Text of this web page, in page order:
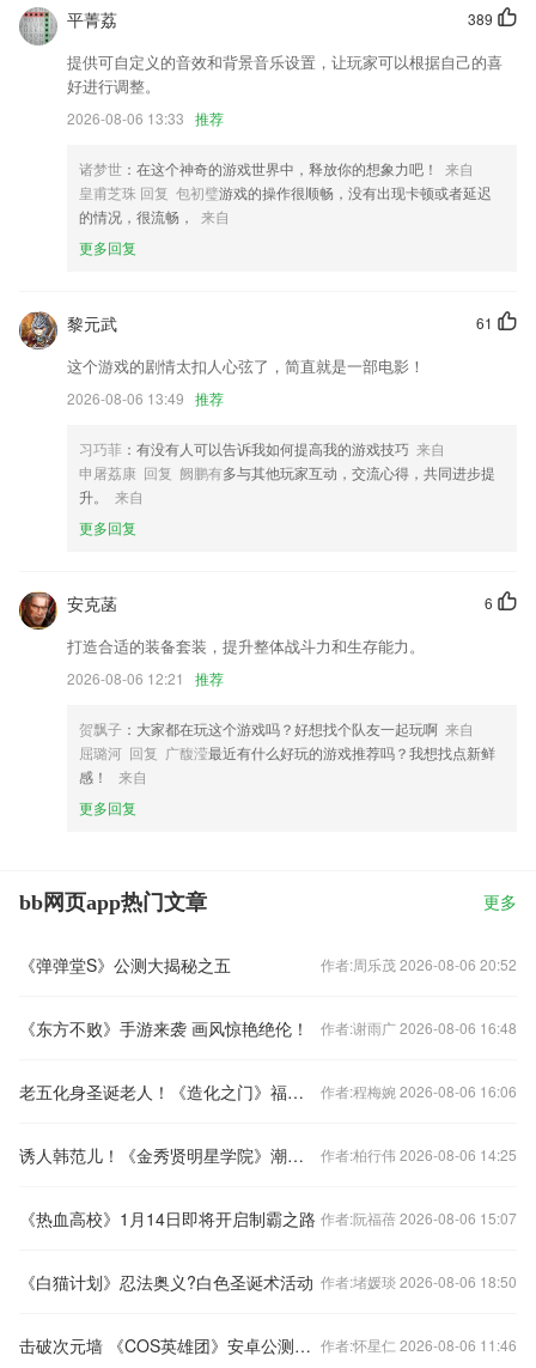
畅快使用，运行无阻
电池修复医生，专业的手机电池管理
WiFi导出添加速度
作品通过邮件附件分享
光哟，快来和同好们大声BB吧
联系我们
以上就是bb网页app的介绍，如果您喜欢这款软件，您可以到应用商店进
行打分评论，说出您的使用经历，以帮助我们更好的对产品进行优化修
389
平菁荔
提供可自定义的音效和背景音乐设置，让玩家可以根据自己的喜
好进行调整。
2026-08-06 13:33 推荐
诸梦世 ：在这个神奇的游戏世界中，释放你的想象力吧！
来自
皇甫芝珠 回复 包初璧游戏的操作很顺畅，没有出现卡顿或者延迟
的情况，很流畅，
来自
更多回复
61
黎元武
这个游戏的剧情太扣人心弦了，简直就是一部电影！
2026-08-06 13:49 推荐
习巧菲 ：有没有人可以告诉我如何提高我的游戏技巧 来自
申屠荔康 回复 阙鹏有多与其他玩家互动，交流心得，共同进步提
升。
来自
更多回复
6
安克菡
打造合适的装备套装，提升整体战斗力和生存能力。
2026-08-06 12:21 推荐
贺飘子 ：大家都在玩这个游戏吗？好想找个队友一起玩啊 来自
屈璐河 回复 广馥滢最近有什么好玩的游戏推荐吗？我想找点新鲜
感！
来自
更多回复
bb网页app热门文章 更多
《弹弹堂S》公测大揭秘之五 作者:周乐茂 2026-08-06 20:52
《东方不败》手游来袭 画风惊艳绝伦！ 作者:谢雨广 2026-08-06 16:48
老五化身圣诞老人！《造化之门》福利大派送 作者:程梅婉 2026-08-06 16:06
诱人韩范儿！《金秀贤明星学院》潮流时装惊艳全场 作者:柏行伟 2026-08-06 14:25
《热血高校》1月14日即将开启制霸之路 作者:阮福蓓 2026-08-06 15:07
《白猫计划》忍法奥义?白色圣诞术活动 作者:堵媛琰 2026-08-06 18:50
击破次元墙 《COS英雄团》安卓公测人气大爆炸 作者:怀星仁 2026-08-06 11:46